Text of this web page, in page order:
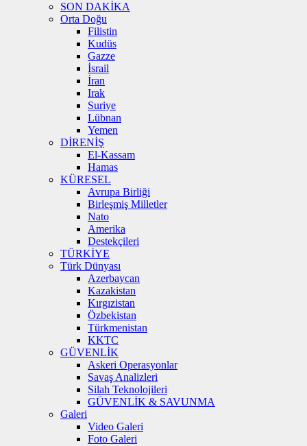
SON DAKİKA
Orta Doğu
Filistin
Kudüs
Gazze
İsrail
İran
Irak
Suriye
Lübnan
Yemen
DİRENİŞ
El-Kassam
Hamas
KÜRESEL
Avrupa Birliği
Birleşmiş Milletler
Nato
Amerika
Destekçileri
TÜRKİYE
Türk Dünyası
Azerbaycan
Kazakistan
Kırgızistan
Özbekistan
Türkmenistan
KKTC
GÜVENLİK
Askeri Operasyonlar
Savaş Analizleri
Silah Teknolojileri
GÜVENLİK & SAVUNMA
Galeri
Video Galeri
Foto Galeri